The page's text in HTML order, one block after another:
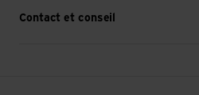
Contact et conseil